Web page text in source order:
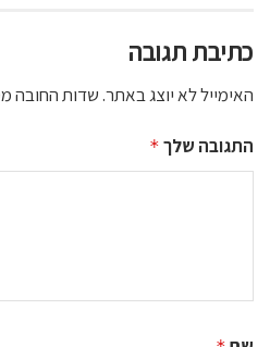
כתיבת תגובה
האימייל לא יוצג באתר.שדות החובה
התגובה שלך *